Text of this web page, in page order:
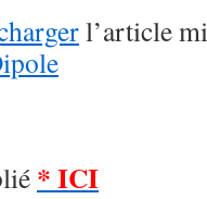
l’article
* ICI